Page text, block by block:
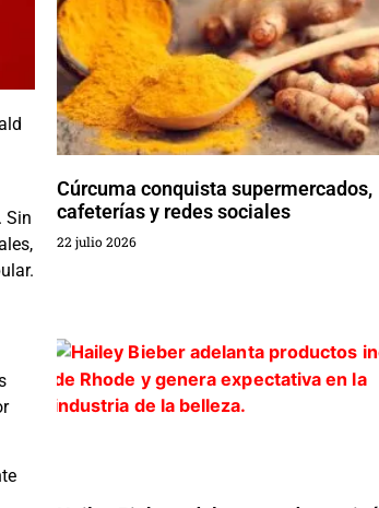
Sin
Cúrcuma conquista supermercados,
cafeterías y redes sociales
22 julio 2026